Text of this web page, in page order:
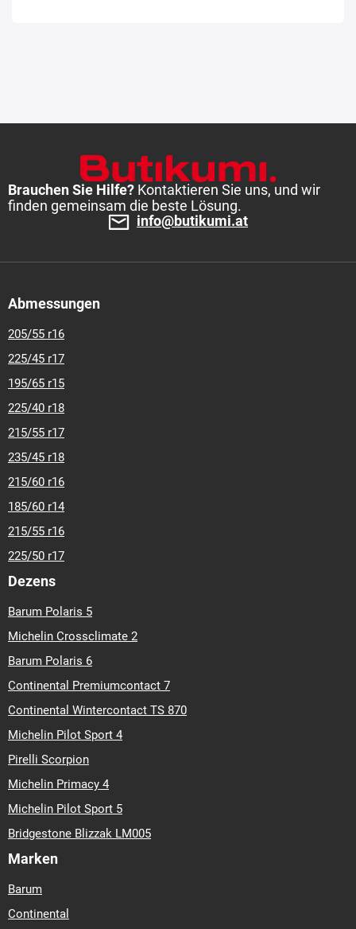
Brauchen Sie Hilfe? Kontaktieren Sie uns, und wir
finden gemeinsam die beste Lösung.
info@butikumi.at
Abmessungen
205/55 r16
225/45 r17
195/65 r15
225/40 r18
215/55 r17
235/45 r18
215/60 r16
185/60 r14
215/55 r16
225/50 r17
Dezens
Barum Polaris 5
Michelin Crossclimate 2
Barum Polaris 6
Continental Premiumcontact 7
Continental Wintercontact TS 870
Michelin Pilot Sport 4
Pirelli Scorpion
Michelin Primacy 4
Michelin Pilot Sport 5
Bridgestone Blizzak LM005
Marken
Barum
Continental